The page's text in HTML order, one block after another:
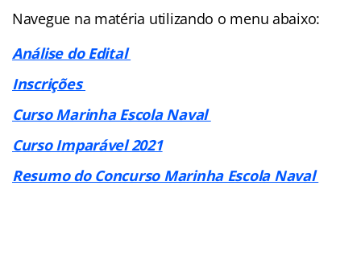
Navegue na matéria utilizando o menu abaixo:
Análise do Edital
Inscrições
Curso Marinha Escola Naval
Curso Imparável 2021
Resumo do Concurso Marinha Escola Naval